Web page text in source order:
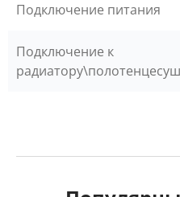
Подключение питания
Подключение к